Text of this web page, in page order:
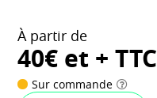
À partir de
40€ et + TTC
Sur commande